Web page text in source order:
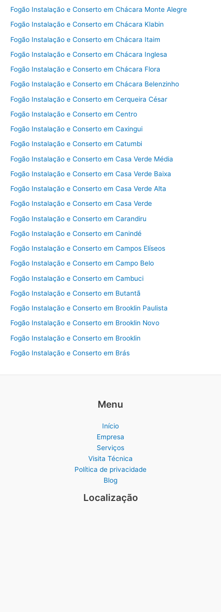
Fogão Instalação e Conserto em Chácara Monte Alegre
Fogão Instalação e Conserto em Chácara Klabin
Fogão Instalação e Conserto em Chácara Itaim
Fogão Instalação e Conserto em Chácara Inglesa
Fogão Instalação e Conserto em Chácara Flora
Fogão Instalação e Conserto em Chácara Belenzinho
Fogão Instalação e Conserto em Cerqueira César
Fogão Instalação e Conserto em Centro
Fogão Instalação e Conserto em Caxingui
Fogão Instalação e Conserto em Catumbi
Fogão Instalação e Conserto em Casa Verde Média
Fogão Instalação e Conserto em Casa Verde Baixa
Fogão Instalação e Conserto em Casa Verde Alta
Fogão Instalação e Conserto em Casa Verde
Fogão Instalação e Conserto em Carandiru
Fogão Instalação e Conserto em Canindé
Fogão Instalação e Conserto em Campos Elíseos
Fogão Instalação e Conserto em Campo Belo
Fogão Instalação e Conserto em Cambuci
Fogão Instalação e Conserto em Butantã
Fogão Instalação e Conserto em Brooklin Paulista
Fogão Instalação e Conserto em Brooklin Novo
Fogão Instalação e Conserto em Brooklin
Fogão Instalação e Conserto em Brás
Menu
Início
Empresa
Serviços
Visita Técnica
Política de privacidade
Blog
Localização